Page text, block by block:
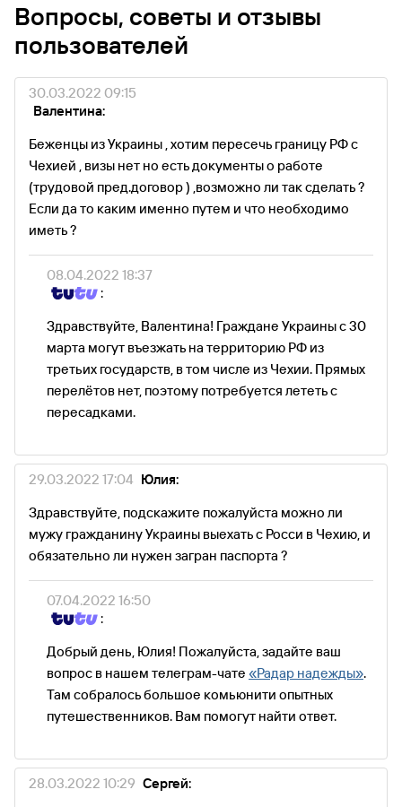
Вопросы, советы и отзывы
пользователей
30.03.2022 09:15
Валентина:
Беженцы из Украины , хотим пересечь границу РФ с
Чехией , визы нет но есть документы о работе
(трудовой пред.договор ) ,возможно ли так сделать ?
Если да то каким именно путем и что необходимо
иметь ?
08.04.2022 18:37
:
Здравствуйте, Валентина! Граждане Украины с 30
марта могут въезжать на территорию РФ из
третьих государств, в том числе из Чехии. Прямых
перелётов нет, поэтому потребуется лететь с
пересадками.
29.03.2022 17:04 Юлия:
Здравствуйте, подскажите пожалуйста можно ли
мужу гражданину Украины выехать с Росси в Чехию, и
обязательно ли нужен загран паспорта ?
07.04.2022 16:50
:
Добрый день, Юлия! Пожалуйста, задайте ваш
вопрос в нашем телеграм-чате «Радар надежды».
Там собралось большое комьюнити опытных
путешественников. Вам помогут найти ответ.
28.03.2022 10:29 Сергей: